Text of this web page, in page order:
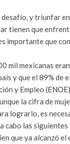
desafío, y triunfar
tienen que
importante que
mil mexicanas
y que el 89%
y Empleo (ENOE
la cifra de
lograrlo, es
cabo las siguientes
que ya alcanzó